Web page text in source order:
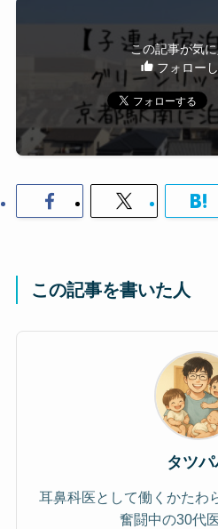
この記事が気
フォロー
この記事を書いた人
タツパ
耳鼻科医として働くかたわ
奮闘中の30代